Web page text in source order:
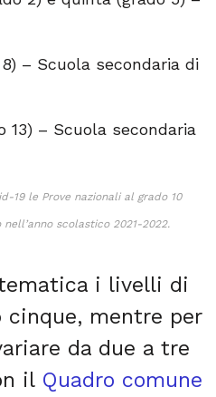
– Scuola secondaria di
13) – Scuola secondaria
19 le Prove nazionali al grado 10
scolastico 2021-2022.
i livelli di
cinque, mentre per
da due a tre
il Quadro comune